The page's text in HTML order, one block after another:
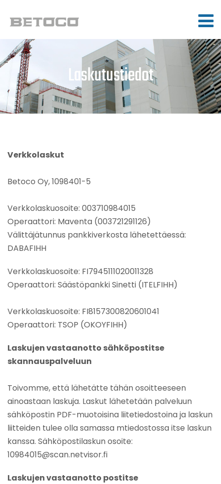
Laskutustiedot
Verkkolaskut
Betoco Oy, 1098401-5
Verkkolaskuosoite: 003710984015
Operaattori: Maventa (003721291126)
Välittäjätunnus pankkiverkosta lähetettäessä:
DABAFIHH
Verkkolaskuosoite: FI7945111020011328
Operaattori: Säästöpankki Sinetti (ITELFIHH)
Verkkolaskuosoite: FI8157300820601041
Operaattori: TSOP (OKOYFIHH)
Laskujen vastaanotto sähköpostitse
skannauspalveluun
Toivomme, että lähetätte tähän osoitteeseen
ainoastaan laskuja. Laskut lähetetään palveluun
sähköpostin PDF-muotoisina liitetiedostoina ja laskun
liitteiden tulee olla samassa mtiedostossa itse laskun
kanssa. Sähköpostilaskun osoite:
10984015@scan.netvisor.fi
Laskujen vastaanotto postitse